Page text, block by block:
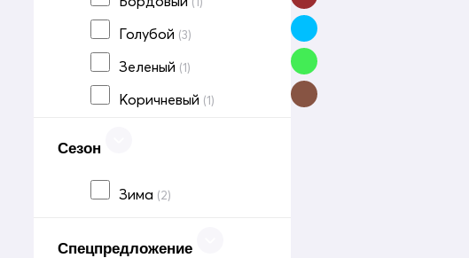
Голубой (3)
Зеленый (1)
Коричневый (1)
Серый (7)
Сезон
Зима (2)
Спецпредложение